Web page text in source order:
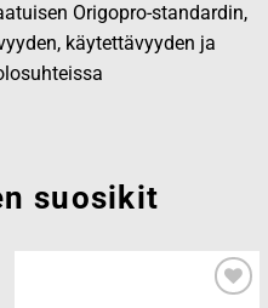
Origopro-standardin,
käytettävyyden ja
suosikit